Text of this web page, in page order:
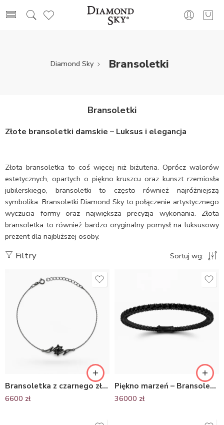
Diamond Sky Bransoletki
Bransoletki
Złote bransoletki damskie – Luksus i elegancja
Złota bransoletka to coś więcej niż biżuteria. Oprócz walorów
estetycznych, opartych o piękno kruszcu oraz kunszt rzemiosła
jubilerskiego, bransoletki to często również najróżniejszą
symbolika. Bransoletki Diamond Sky to połączenie artystycznego
wyczucia formy oraz największa precyzja wykonania. Złota
bransoletka to również bardzo oryginalny pomysł na luksusowy
prezent dla najbliższej osoby.
Filtry Sortuj wg:
Bransoletka z czarnego złota z czarnymi brylantami- Kwiat Piękna
6600 zł
Piękno marzeń – Bransoletka tenisowa z czarnego złota z czarnymi brylantami
36000 zł